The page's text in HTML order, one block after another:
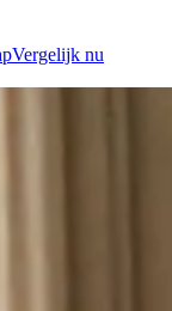
Vergelijk nu